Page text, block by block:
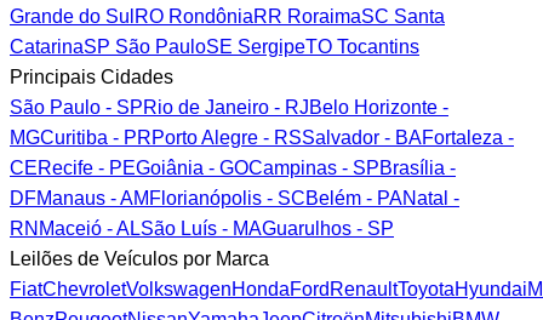
Grande do Sul RO RondôniaRR RoraimaSC Santa
CatarinaSP São PauloSE SergipeTO Tocantins
Principais Cidades
São Paulo - SPRio de Janeiro - RJBelo Horizonte -
MGCuritiba - PRPorto Alegre - RSSalvador - BAFortaleza -
CERecife - PEGoiânia - GOCampinas - SPBrasília -
DFManaus - AM Florianópolis - SCBelém - PANatal -
RN Maceió - ALSão Luís - MAGuarulhos - SP
Leilões de Veículos por Marca
FiatChevroletVolkswagenHondaFord RenaultToyotaHyundai